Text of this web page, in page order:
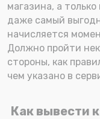
магазина, а
даже самый
начисляется
Должно пройти
стороны, как
чем указано в
Как вывести